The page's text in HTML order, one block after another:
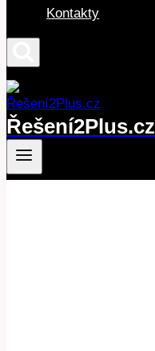
Kontakty
Řešení2Plus.cz